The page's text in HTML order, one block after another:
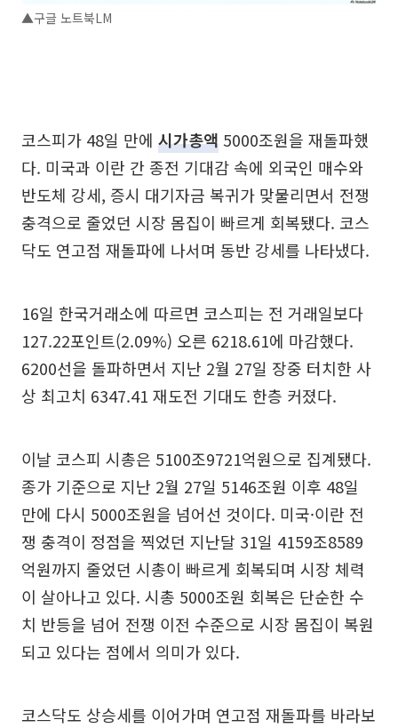
▲구글 노트북LM
코스피가 48일 만에 시가총액 5000조원을 재돌파했
다. 미국과 이란 간 종전 기대감 속에 외국인 매수와
반도체 강세, 증시 대기자금 복귀가 맞물리면서 전쟁
충격으로 줄었던 시장 몸집이 빠르게 회복됐다. 코스
닥도 연고점 재돌파에 나서며 동반 강세를 나타냈다.
16일 한국거래소에 따르면 코스피는 전 거래일보다
127.22포인트(2.09%) 오른 6218.61에 마감했다.
6200선을 돌파하면서 지난 2월 27일 장중 터치한 사
상 최고치 6347.41 재도전 기대도 한층 커졌다.
이날 코스피 시총은 5100조9721억원으로 집계됐다.
종가 기준으로 지난 2월 27일 5146조원 이후 48일
만에 다시 5000조원을 넘어선 것이다. 미국·이란 전
쟁 충격이 정점을 찍었던 지난달 31일 4159조8589
억원까지 줄었던 시총이 빠르게 회복되며 시장 체력
이 살아나고 있다. 시총 5000조원 회복은 단순한 수
치 반등을 넘어 전쟁 이전 수준으로 시장 몸집이 복원
되고 있다는 점에서 의미가 있다.
코스닥도 상승세를 이어가며 연고점 재돌파를 바라보